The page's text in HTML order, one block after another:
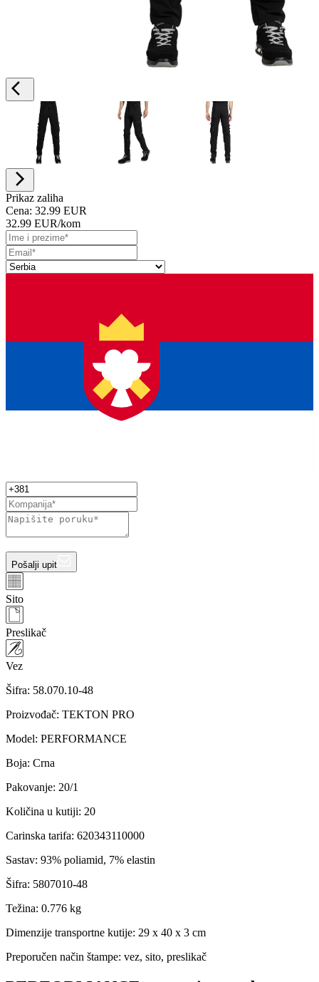
Prikaz zaliha
Cena: 32.99 EUR
32.99 EUR/kom
Pošalji upit
Sito
Preslikač
Vez
Šifra: 58.070.10-48
Proizvođač: TEKTON PRO
Model: PERFORMANCE
Boja: Crna
Pakovanje: 20/1
Količina u kutiji: 20
Carinska tarifa: 620343110000
Sastav: 93% poliamid, 7% elastin
Šifra: 5807010-48
Težina: 0.776 kg
Dimenzije transportne kutije: 29 x 40 x 3 cm
Preporučen način štampe: vez, sito, preslikač